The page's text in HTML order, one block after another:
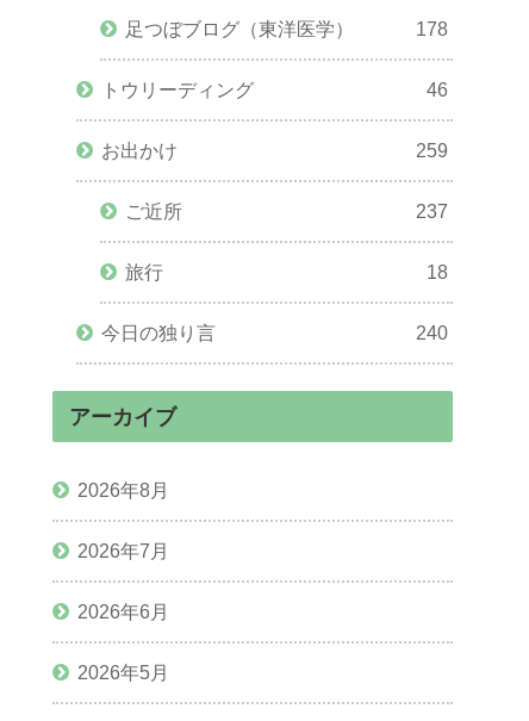
足つぼブログ（東洋医学） 178
トウリーディング 46
お出かけ 259
ご近所 237
旅行 18
今日の独り言 240
アーカイブ
2026年8月
2026年7月
2026年6月
2026年5月